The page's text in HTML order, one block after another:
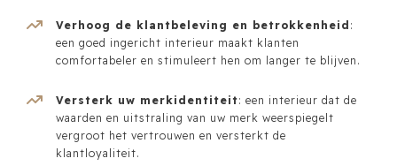
Verhoog de klantbeleving en betrokkenheid :
een goed ingericht interieur maakt klanten
comfortabeler en stimuleert hen om langer te blijven.
Versterk uw merkidentiteit: een interieur dat de
waarden en uitstraling van uw merk weerspiegelt
vergroot het vertrouwen en versterkt de
klantloyaliteit.